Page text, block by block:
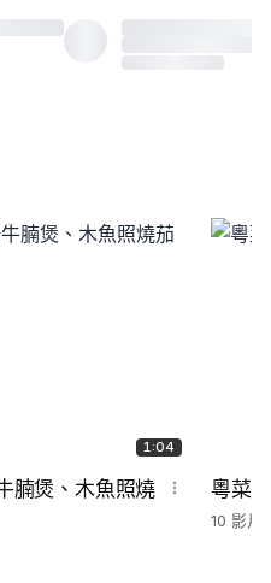
1:04
腩煲、木魚照燒
粵菜
10 影片